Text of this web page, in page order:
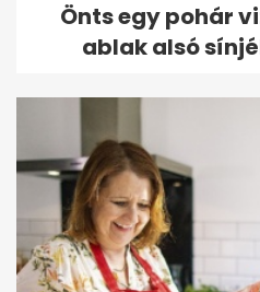
Önts egy pohár
ablak alsó